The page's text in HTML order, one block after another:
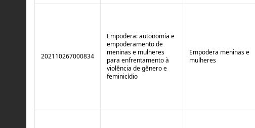
202110267000834
Empodera: autonomia e
empoderamento de
meninas e mulheres
para enfrentamento à
violência de gênero e
feminicídio
Empodera meninas e
mulheres